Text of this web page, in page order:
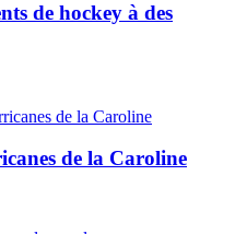
de hockey à des
de la Caroline